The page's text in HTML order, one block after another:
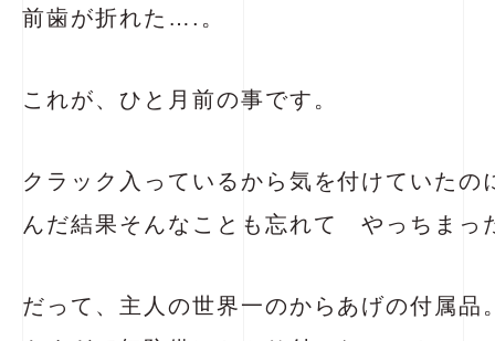
前歯が折れた….。
これが、ひと月前の事です。
クラック入っているから気を付けていた
んだ結果そんなことも忘れて やっちまっ
だって、主人の世界一のからあげの付属品